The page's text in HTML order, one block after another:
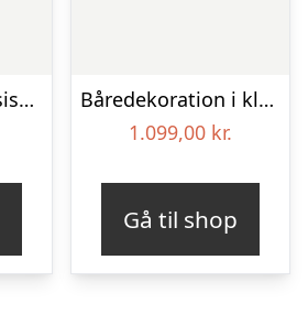
Bårebuket i klassisk stil – hvid
Båredekoration i klassisk stil – pink
1.099,00 kr.
Gå til shop